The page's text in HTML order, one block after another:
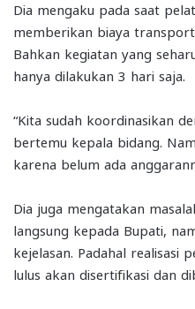
Dia mengaku pada saat
memberikan biaya
Bahkan kegiatan yang
hanya dilakukan 3 hari saja.
“Kita sudah koordinasikan
bertemu kepala bidang.
karena belum ada
Dia juga mengatakan
langsung kepada Bupati,
kejelasan. Padahal realisasi
lulus akan disertifikasi dan